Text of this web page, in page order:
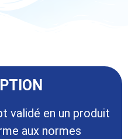
validé en un produit
aux normes